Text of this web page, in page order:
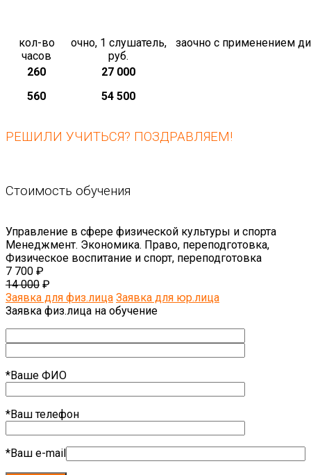
кол-во
часов
очно, 1 слушатель,
руб.
заочно с применением
260
560
27 000
54 500
РЕШИЛИ УЧИТЬСЯ? ПОЗДРАВЛЯЕМ!
Стоимость обучения
Управление в сфере физической культуры и спорта
Менеджмент. Экономика. Право, переподготовка,
Физическое воспитание и спорт, переподготовка
7 700 ₽
14 000 ₽
Заявка для физ.лица Заявка для юр.лица
Заявка физ.лица на обучение
*Ваше ФИО
*Ваш телефон
*Ваш e-mail